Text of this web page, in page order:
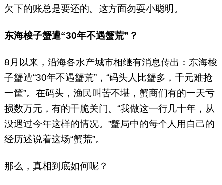
欠下的账总是要还的。这方面勿耍小聪明。
东海梭子蟹遭“30年不遇蟹荒”？
8月以来，沿海各水产城市相继有消息传出：东海梭
子蟹遭“30年不遇蟹荒”，“码头人比蟹多，千元难抢
一筐”。在码头，渔民叫苦不堪，蟹商们有的一天亏
损数万元，有的干脆关门。“我做这一行几十年，从
没遇过今年这样的情况。”蟹局中的每个人用自己的
经历述说着这场“蟹荒”。
那么，真相到底如何呢？